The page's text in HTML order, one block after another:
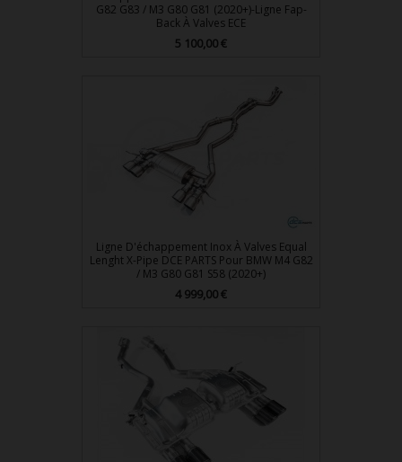
G82 G83 / M3 G80 G81 (2020+)-Ligne Fap-
Back À Valves ECE
Prix
5 100,00 €
Ligne D'échappement Inox À Valves Equal
Lenght X-Pipe DCE PARTS Pour BMW M4 G82
/ M3 G80 G81 S58 (2020+)
Prix
4 999,00 €